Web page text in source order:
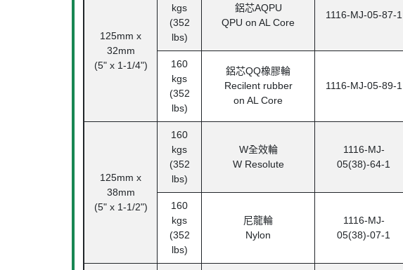
125mm x
32mm
(5" x 1-1/4")
kgs
(352
lbs)
鋁芯AQPU
QPU on AL Core
1116-MJ-05-87-1
160
kgs
(352
lbs)
鋁芯QQ橡膠輪
Recilent rubber
on AL Core
1116-MJ-05-89-1
125mm x
38mm
(5" x 1-1/2")
160
kgs
(352
lbs)
W全效輪
W Resolute
1116-MJ-
05(38)-64-1
160
kgs
(352
lbs)
尼龍輪
Nylon
1116-MJ-
05(38)-07-1